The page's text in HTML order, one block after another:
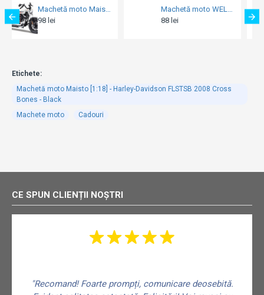
88 lei
Machetă moto Maisto [1:18] - BMW R1250 GS 2020 - White/Blue/Red
89 lei
Etichete:
Machetă moto Maisto [1:18] - Harley-Davidson FLSTSB 2008 Cross
Bones - Black
Machete moto
Cadouri
CE SPUN CLIENȚII NOȘTRI
"Recomand! Foarte prompți, comunicare deosebită.